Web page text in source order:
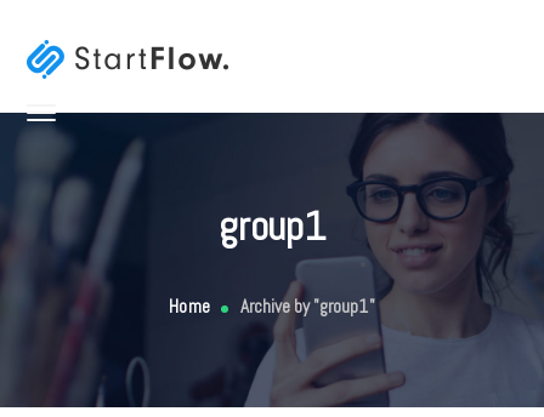
group1
Home Archive by "group1"